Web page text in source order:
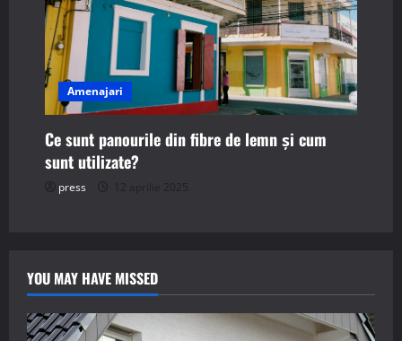
Amenajari
Ce sunt panourile din fibre de lemn și cum
sunt utilizate?
press 12 aprilie 2025
YOU MAY HAVE MISSED